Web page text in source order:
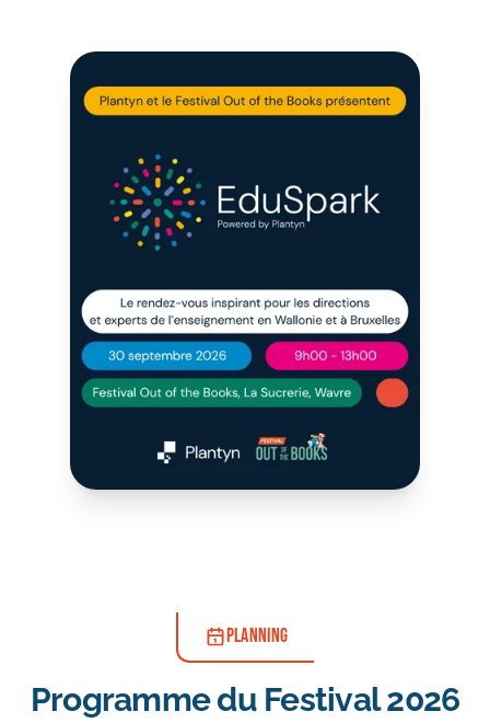
PLANNING
Programme du Festival 2026